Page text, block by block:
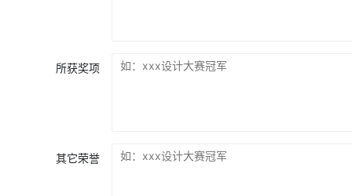
所获奖项
其它荣誉